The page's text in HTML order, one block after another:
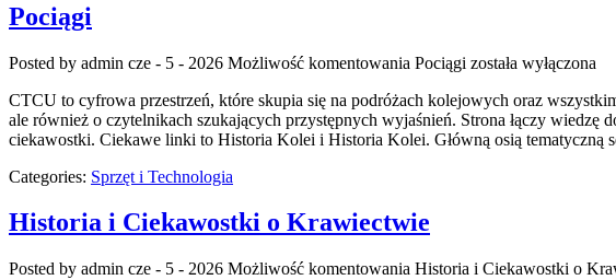
Pociągi
Posted by admin cze - 5 - 2026 Możliwość komentowania Pociągi została wyłączona
CTCU to cyfrowa przestrzeń, które skupia się na podróżach kolejowych oraz
ale również o czytelnikach szukających przystępnych wyjaśnień. Strona łączy
ciekawostki. Ciekawe linki to Historia Kolei i Historia Kolei. Główną osią
Categories: Sprzęt i Technologia
Historia i Ciekawostki o Krawiectwie
Posted by admin cze - 5 - 2026 Możliwość komentowania Historia i Ciekawostki o